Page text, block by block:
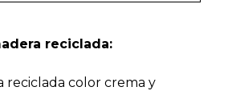
reciclada:
reciclada color crema y